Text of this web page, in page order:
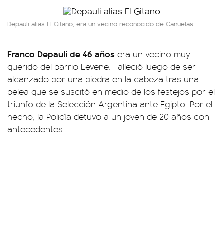
Depauli alias El Gitano, era un vecino reconocido de Cañuelas.
Franco Depauli de 46 años era un vecino muy
querido del barrio Levene. Falleció luego de ser
alcanzado por una piedra en la cabeza tras una
pelea que se suscitó en medio de los festejos por el
triunfo de la Selección Argentina ante Egipto. Por el
hecho, la Policía detuvo a un joven de 20 años con
antecedentes.